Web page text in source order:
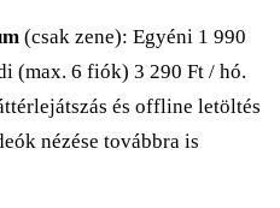
(csak zene): Egyéni 1 990
(max. 6 fiók) 3 290 Ft / hó.
és offline letöltés
nézése továbbra is